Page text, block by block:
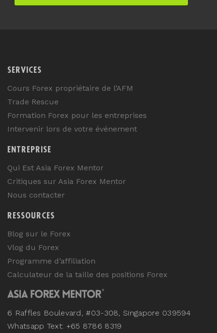
SERVICES
Cours Forex propriétaire de l’AFM
Trade Rescue
Formation Forex pour les entreprises
Intervenir lors de votre événement
ENTREPRISE
Qui Est Asia Forex Mentor
Critiques sur Asia Forex Mentor
Nous contacter
RESSOURCES
Blog sur le Forex
Vlog du Forex
Programme d’affiliation
Calculateur de la taille des positions Forex
6 Raffles Boulevard, #03-308, Singapore 039594
Whatsapp Text: +65 8786 8319